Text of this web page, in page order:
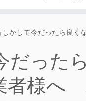
しかして今だったら良く
だった
者様へ